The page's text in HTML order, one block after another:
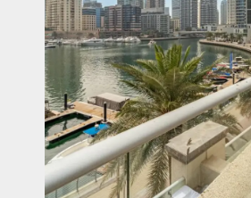
Квартира2 861 035 $
Beauport Tower
Beauport Tower, Marina Promenade,
Dubai Marina, Dubai
34392 м²